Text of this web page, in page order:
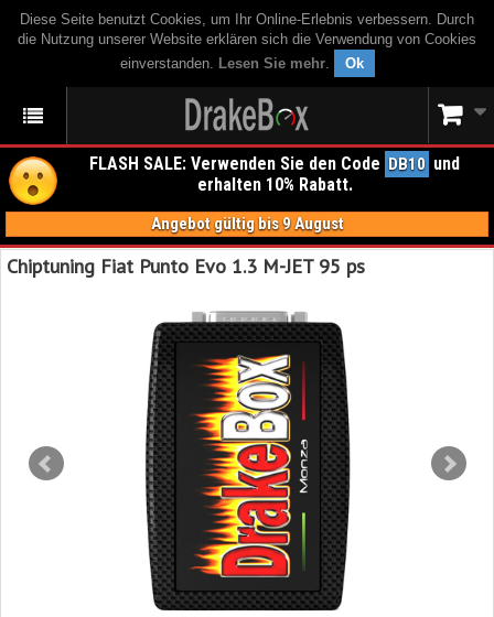
Diese Seite benutzt Cookies, um Ihr Online-Erlebnis verbessern. Durch
die Nutzung unserer Website erklären sich die Verwendung von Cookies
einverstanden. Lesen Sie mehr. Ok
FLASH SALE: Verwenden Sie den Code DB10 und
erhalten 10% Rabatt.
Angebot gültig bis 9 August
Chiptuning Fiat Punto Evo 1.3 M-JET 95 ps